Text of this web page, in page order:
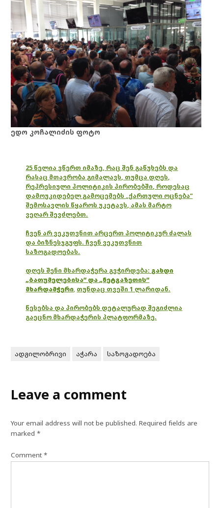
ედო კოჩალიძის ფოტო
25 წელია ვწერთ იმაზე, რაც შენ გაწუხებს და
რასაც მთავრობა გიმალავს, თუმცა დღეს,
რეპრესიული პოლიტიკის პირობებში, როდესაც
დამოუკიდებელ გამოცემებს „ქართული ოცნება“
შემოსავლის წყაროს უკეტავს, ამას მარტო
ვეღარ შევძლებთ.
ჩვენ არ ვეკუთვნით არცერთ პოლიტიკურ ძალას
და ბიზნესჯგუფს. ჩვენ ვეკუთვნით
საზოგადოებას.
დღეს შენი მხარდაჭერა გვჭირდება: გახდი
„ბათუმელებისა“ და „ნეტგაზეთის“
მხარდამჭერი, თუნდაც თვეში 1 ლარიდან.
წესებსა და პირობებს დეტალურად შეგიძლია
გაეცნო მხარდაჭერის პლატფორმაზე.
ადგილობრივი აჭარა საზოგადოება
Leave a comment
Your email address will not be published. Required fields are
marked*
Comment*